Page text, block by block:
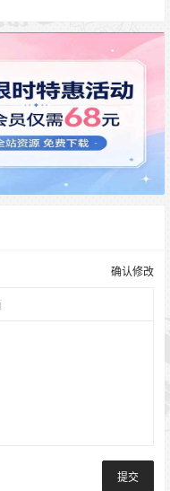
确认修改
提交